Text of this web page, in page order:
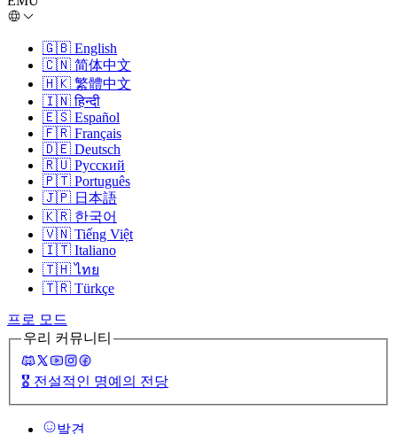
🇬🇧 English
🇨🇳 简体中文
🇭🇰 繁體中文
🇮🇳 हिन्दी
🇪🇸 Español
🇫🇷 Français
🇩🇪 Deutsch
🇷🇺 Русский
🇵🇹 Português
🇯🇵 日本語
🇰🇷 한국어
🇻🇳 Tiếng Việt
🇮🇹 Italiano
🇹🇭 ไทย
🇹🇷 Türkçe
프로 모드
우리 커뮤니티
🎖️ 전설적인 명예의 전당
발견